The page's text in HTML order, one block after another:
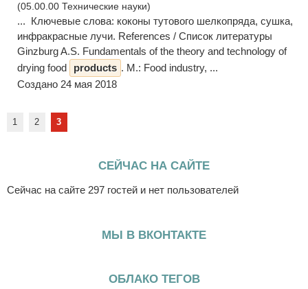
(05.00.00 Технические науки)
... Ключевые слова: коконы тутового шелкопряда, сушка,
инфракрасные лучи. References / Список литературы
Ginzburg A.S. Fundamentals of the theory and technology of
drying food
products . М.: Food industry, ...
Создано 24 мая 2018
1 2 3
СЕЙЧАС НА САЙТЕ
Сейчас на сайте 297 гостей и нет пользователей
МЫ В ВКОНТАКТЕ
ОБЛАКО ТЕГОВ